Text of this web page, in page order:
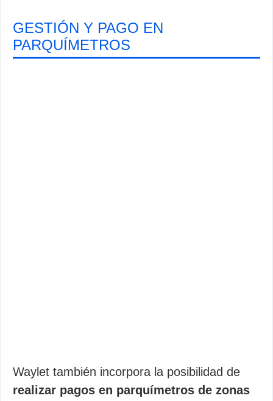
GESTIÓN Y PAGO EN
PARQUÍMETROS
Waylet también incorpora la posibilidad de
realizar pagos en parquímetros de zonas